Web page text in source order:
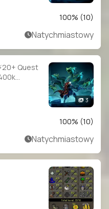
100% (10)
Natychmiastowy
Quest
3
100% (10)
Natychmiastowy